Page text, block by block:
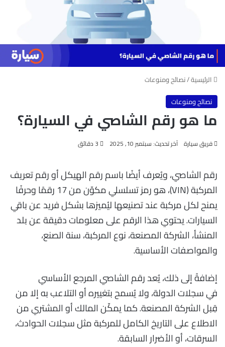
الرئيسية/نصائح ومنوعات
نصائح ومنوعات
ما هو رقم الشاصي في السيارة؟
فريق سيارة آخر تحديث: سبتمبر 10, 2025
رقم الشاصي، ويُعرف أيضًا باسم رقم الهيكل أو رقم تعريف
المركبة (VIN)، هو رمز تسلسلي مكوّن من 17 رقمًا وحرفًا
يمنح لكل مركبة عند تصنيعها ليُميزها بشكل فريد عن باقي
السيارات. يحتوي هذا الرقم على معلومات دقيقة عن بلد
المنشأ، الشركة المصنعة، نوع المركبة، سنة الصنع،
والمواصفات الأساسية.
إضافةً إلى ذلك، يُعد رقم الشاصي المرجع الأساسي
في سجلات الدولة، ولا يُسمح بتغييره أو التلاعب به إلا من
قِبل الشركة المصنعة. كما يمكّن المالك أو المشتري من
الاطلاع على التاريخ الكامل للمركبة مثل سجلات الحوادث،
السرقات، أو الأضرار السابقة.